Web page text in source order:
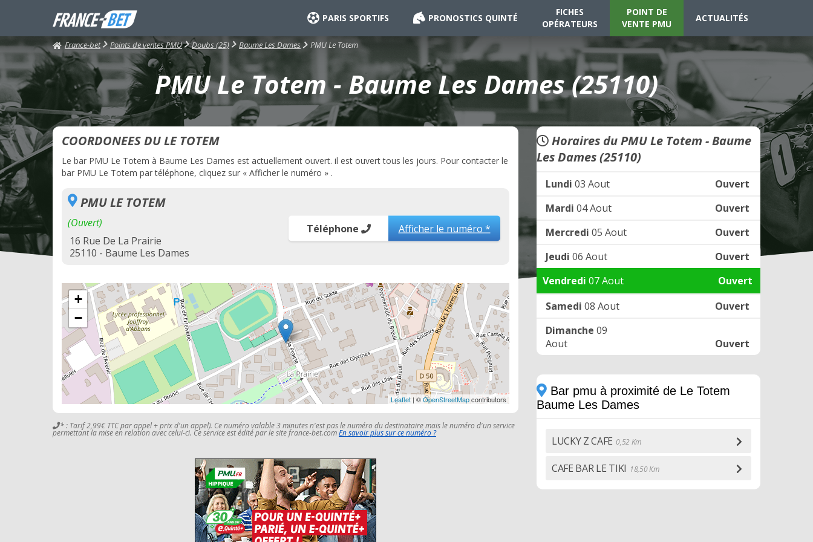
PARIS SPORTIFS PRONOSTICS QUINTÉ
FICHES
OPÉRATEURS
POINT DE
VENTE PMU
ACTUALITÉS
France-bet Points de ventes PMU Doubs (25) Baume Les Dames PMU Le Totem
PMU Le Totem - Baume Les Dames (25110)
COORDONEES DU LE TOTEM
Le bar PMU Le Totem à Baume Les Dames est actuellement ouvert. il est ouvert tous les jours. Pour contacter le
bar PMU Le Totem par téléphone, cliquez sur « Afficher le numéro » .
PMU LE TOTEM
(Ouvert)
16 Rue De La Prairie
25110 - Baume Les Dames
Téléphone Afficher le numéro *
+
−
Leaflet | ©OpenStreetMapcontributors
* : Tarif 2,99€ TTC par appel + prix d'un appel). Ce numéro valable 3 minutes n'est pas le numéro du destinataire mais le numéro d'un service
permettant la mise en relation avec celui-ci. Ce service est édité par le site france-bet.comEn savoir plus sur ce numéro ?
Horaires du PMU Le Totem - Baume
Les Dames (25110)
Lundi 03 Aout
Ouvert
Mardi 04 Aout
Ouvert
Mercredi 05 Aout
Ouvert
Jeudi 06 Aout
Ouvert
Vendredi 07 Aout
Ouvert
Samedi 08 Aout
Ouvert
Dimanche 09
Aout
Ouvert
Bar pmu à proximité de Le Totem
Baume Les Dames
LUCKY Z CAFE 0,52 Km
CAFE BAR LE TIKI 18,50 Km